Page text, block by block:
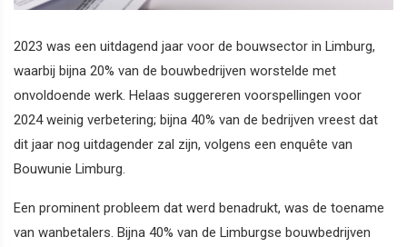
2023 was een uitdagend jaar voor de bouwsector in Limburg,
waarbij bijna 20% van de bouwbedrijven worstelde met
onvoldoende werk. Helaas suggereren voorspellingen voor
2024 weinig verbetering; bijna 40% van de bedrijven vreest dat
dit jaar nog uitdagender zal zijn, volgens een enquête van
Bouwunie Limburg.
Een prominent probleem dat werd benadrukt, was de toename
van wanbetalers. Bijna 40% van de Limburgse bouwbedrijven